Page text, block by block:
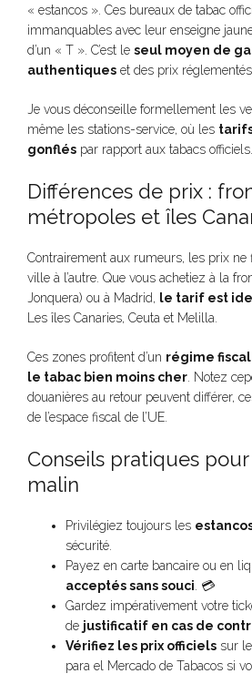
« estancos ». Ces bureaux de tabac
immanquables avec leur enseigne
d’un « T ». C’est le seul moyen de
authentiques et des prix réglementés
Je vous déconseille formellement les
même les stations-service, où les
gonflés par rapport aux tabacs officiels.
Différences de prix :
métropoles et îles
Contrairement aux rumeurs, les prix ne
ville à l’autre. Que vous achetiez à la
Jonquera) ou à Madrid, le tarif est
Les îles Canaries, Ceuta et Melilla.
Ces zones profitent d’un régime
le tabac bien moins cher. Notez
douanières au retour peuvent différer,
de l’espace fiscal de l’UE.
Conseils pratiques
malin
Privilégiez toujours les
sécurité.
Payez en carte bancaire ou en
acceptés sans souci. 💳
Gardez impérativement votre
de justificatif en cas de
Vérifiez les prix officiels sur
para el Mercado de Tabacos si